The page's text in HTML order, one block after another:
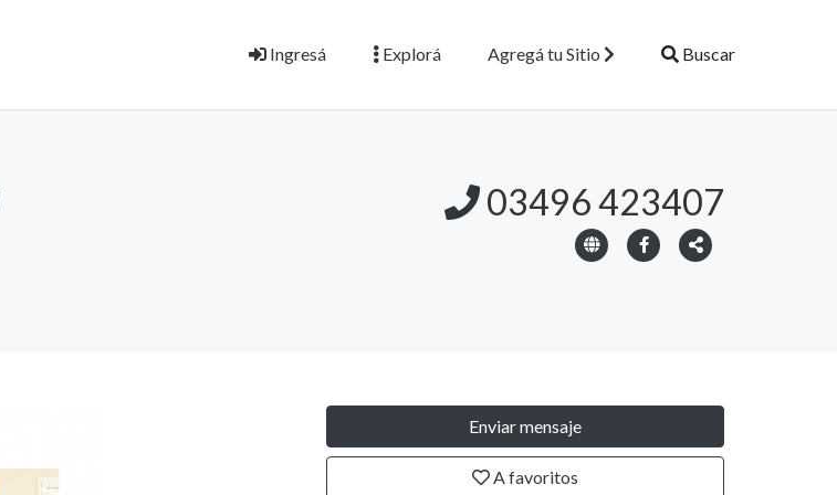
Ingresá Explorá Agregá tu Sitio Buscar
03496 423407
Enviar mensaje
A favoritos